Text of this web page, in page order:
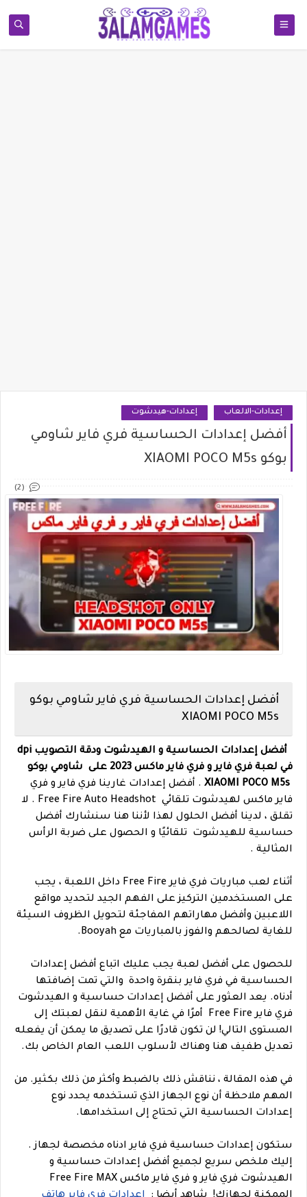
إعدادات-الالعاب إعدادات-هيدشوت
أفضل إعدادات الحساسية فري فاير شاومي
بوكو XIAOMI POCO M5s
(2)
أفضل إعدادات الحساسية فري فاير شاومي بوكو
XIAOMI POCO M5s
أفضل إعدادات الحساسية و الهيدشوت ودقة التصويب dpi
في لعبة فري فاير و فري فاير ماكس 2023 على شاومي بوكو
. أفضل إعدادات غارينا فري فاير و فري
فاير ماكس لهيدشوت تلقائي Free Fire Auto Headshot . لا
تقلق ، لدينا أفضل الحلول لهذا لأننا هنا سنشارك أفضل
حساسية للهيدشوت تلقائيًا و الحصول على ضربة الرأس
المثالية .
أثناء لعب مباريات فري فاير Free Fire داخل اللعبة ، يجب
على المستخدمين التركيز على الفهم الجيد لتحديد مواقع
اللاعبين وأفضل مهاراتهم المفاجئة لتحويل الظروف السيئة
للغاية لصالحهم والفوز بالمباريات مع Booyah.
للحصول على أفضل لعبة يجب عليك اتباع أفضل إعدادات
الحساسية في فري فاير بنقرة واحدة والتي تمت إضافتها
أدناه. يعد العثور على أفضل إعدادات حساسية و الهيدشوت
فري فاير Free Fire أمرًا في غاية الأهمية لنقل لعبتك إلى
المستوى التالي! لن تكون قادرًا على تصديق ما يمكن أن يفعله
تعديل طفيف هنا وهناك لأسلوب اللعب العام الخاص بك.
في هذه المقالة ، نناقش ذلك بالضبط وأكثر من ذلك بكثير. من
المهم ملاحظة أن نوع الجهاز الذي تستخدمه يحدد نوع
إعدادات الحساسية التي تحتاج إلى استخدامها.
ستكون إعدادات حساسية فري فاير ادناه مخصصة لجهاز .
إليك ملخص سريع لجميع أفضل إعدادات حساسية و
الهيدشوت فري فاير و فري فاير ماكس Free Fire MAX